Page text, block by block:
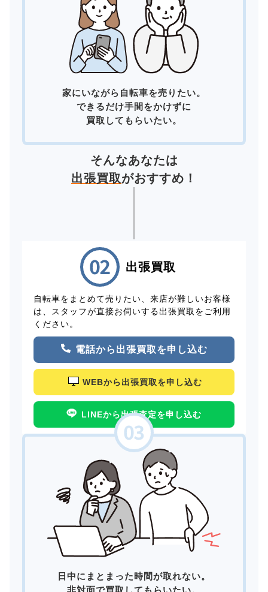
家にいながら自転車を売りたい。
できるだけ手間をかけずに
買取してもらいたい。
そんなあなたは
出張買取がおすすめ！
出張買取
自転車をまとめて売りたい、来店が難しいお客様
は、スタッフが直接お伺いする出張買取をご利用
ください。
電話から出張買取を申し込む
WEBから出張買取を申し込む
LINEから出張査定を申し込む
日中にまとまった時間が取れない。